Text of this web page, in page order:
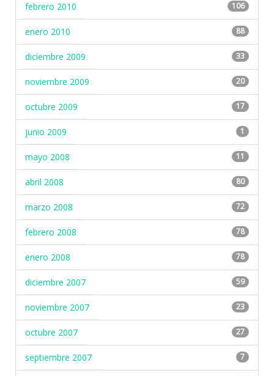
febrero 2010 106
enero 2010 88
diciembre 2009 33
noviembre 2009 20
octubre 2009 17
junio 2009 1
mayo 2008 11
abril 2008 80
marzo 2008 72
febrero 2008 78
enero 2008 78
diciembre 2007 59
noviembre 2007 23
octubre 2007 27
septiembre 2007 7